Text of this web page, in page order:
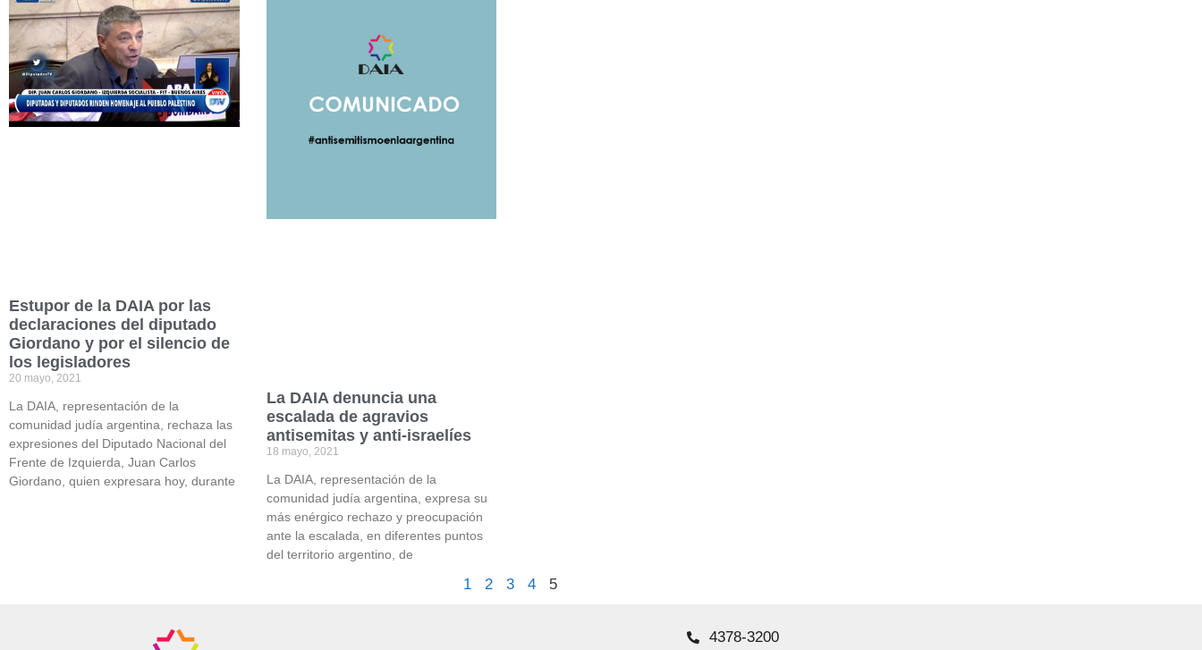
Estupor de la DAIA por las
declaraciones del diputado
Giordano y por el silencio de
los legisladores
20 mayo, 2021
La DAIA, representación de la
comunidad judía argentina, rechaza las
expresiones del Diputado Nacional del
Frente de Izquierda, Juan Carlos
Giordano, quien expresara hoy, durante
La DAIA denuncia una
escalada de agravios
antisemitas y anti-israelíes
18 mayo, 2021
La DAIA, representación de la
comunidad judía argentina, expresa su
más enérgico rechazo y preocupación
ante la escalada, en diferentes puntos
del territorio argentino, de
1 2 3 4 5
4378-3200